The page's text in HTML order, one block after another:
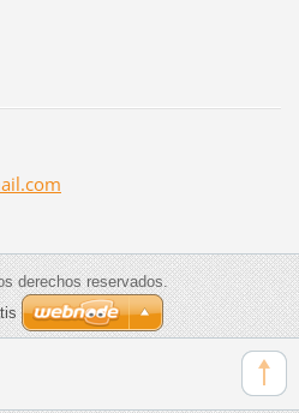
l.com
derechos reservados.